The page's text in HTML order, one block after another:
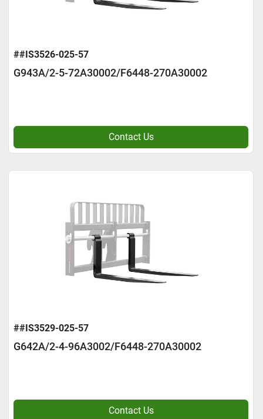
##IS3526-025-57
G943A/2-5-72A30002/F6448-270A30002
Contact Us
##IS3529-025-57
G642A/2-4-96A3002/F6448-270A30002
Contact Us